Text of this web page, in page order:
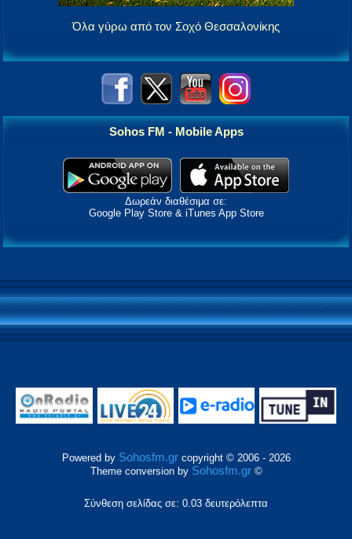
Όλα γύρω από τον Σοχό Θεσσαλονίκης
Sohos FM - Mobile Apps
Δωρεάν διαθέσιμα σε:
Google Play Store & iTunes App Store
Powered by Sohosfm.grcopyright © 2006 - 2026
Theme conversion by Sohosfm.gr©
Σύνθεση σελίδας σε: 0.03 δευτερόλεπτα